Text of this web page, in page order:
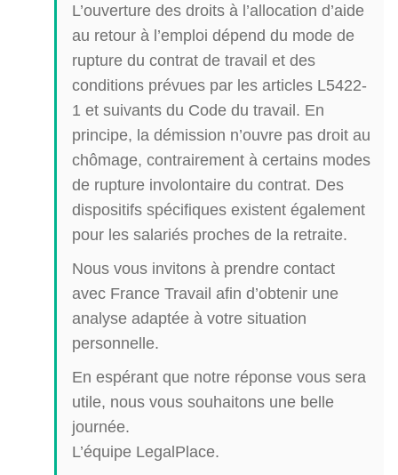
L’ouverture des droits à l’allocation d’aide
au retour à l’emploi dépend du mode de
rupture du contrat de travail et des
conditions prévues par les articles L5422-
1 et suivants du Code du travail. En
principe, la démission n’ouvre pas droit au
chômage, contrairement à certains modes
de rupture involontaire du contrat. Des
dispositifs spécifiques existent également
pour les salariés proches de la retraite.
Nous vous invitons à prendre contact
avec France Travail afin d’obtenir une
analyse adaptée à votre situation
personnelle.
En espérant que notre réponse vous sera
utile, nous vous souhaitons une belle
journée.
L’équipe LegalPlace.